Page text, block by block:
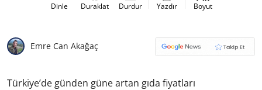
Dinle Duraklat Durdur Yazdır Boyut
Emre Can Akağaç
Türkiye’de günden güne artan gıda fiyatları